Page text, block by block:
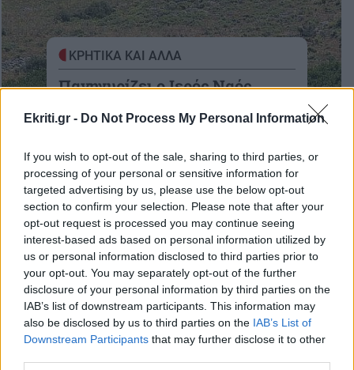
Ekriti.gr - Do Not Process My Personal Information
If you wish to opt-out of the sale, sharing to third parties, or
processing of your personal or sensitive information for
targeted advertising by us, please use the below opt-out
section to confirm your selection. Please note that after your
opt-out request is processed you may continue seeing
interest-based ads based on personal information utilized by
us or personal information disclosed to third parties prior to
your opt-out. You may separately opt-out of the further
disclosure of your personal information by third parties on the
IAB’s list of downstream participants. This information may
also be disclosed by us to third parties on the IAB’s List of
Downstream Participants that may further disclose it to other
ΚΡΗΤΙΚΑ ΚΑΙ ΑΛΛΑ
Πανηγυρίζει ο Ιερός Ναός
Ο ιερός ναός βρίσκεται σε ένα
04-06-2025
ΚΡΗΤΗ
Κυκλοφόρησαν δύο νέα
βιβλία του Νίκου Ψιλάκη
16:12 | 14/12/2024